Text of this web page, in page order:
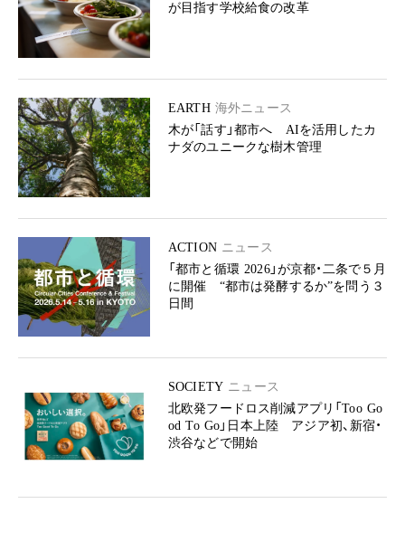
が目指す学校給食の改革
EARTH 海外ニュース
木が「話す」都市へ AIを活用したカ
ナダのユニークな樹木管理
ACTION ニュース
「都市と循環 2026」が京都・二条で５月
に開催 “都市は発酵するか”を問う３
日間
SOCIETY ニュース
北欧発フードロス削減アプリ「Too Go
od To Go」日本上陸 アジア初、新宿・
渋谷などで開始